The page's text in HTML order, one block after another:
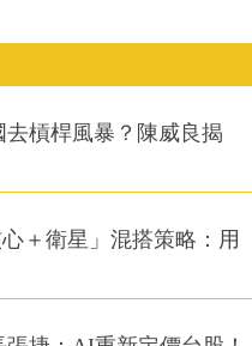
槓桿風暴？陳威良揭
＋衛星」混搭策略：用